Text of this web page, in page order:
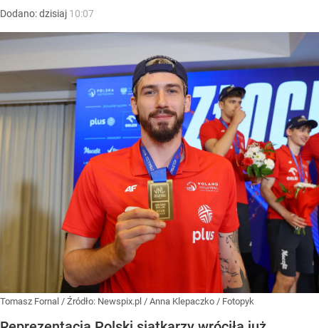
Dodano:dzisiaj 10:07
Tomasz Fornal / Źródło: Newspix.pl / Anna Klepaczko / Fotopyk